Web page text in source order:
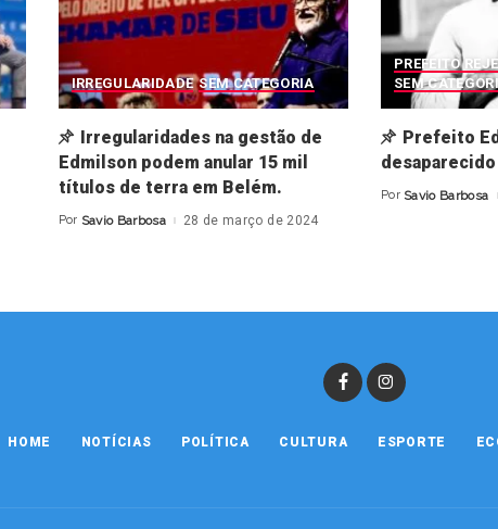
IRREGULARIDADE SEM CATEGORIA
Irregularidades na gestão de
Edmilson podem anular 15 mil
títulos de terra em Belém.
Posted
Por Savio Barbosa 28 de março de 2024
PREFEITO
SEM
Prefeito
Posted
Por Savio Barbosa
HOME NOTÍCIAS POLÍTICA CULTURA ESPORTE